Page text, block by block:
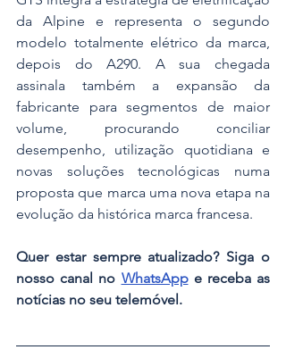
da Alpine e representa o segundo
modelo totalmente elétrico da marca,
depois do A290. A sua chegada
assinala também a expansão da
fabricante para segmentos de maior
volume, procurando conciliar
desempenho, utilização quotidiana e
novas soluções tecnológicas numa
proposta que marca uma nova etapa na
evolução da histórica marca francesa.
Quer estar sempre atualizado? Siga o
nosso canal no WhatsApp e receba as
notícias no seu telemóvel.